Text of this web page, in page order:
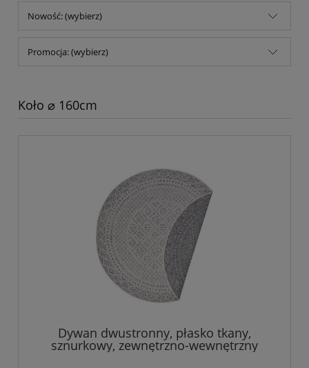
Nowość: (wybierz)
Promocja: (wybierz)
Koło ⌀ 160cm
Dywan dwustronny, płasko tkany,
sznurkowy, zewnętrzno-wewnętrzny
Bougari Dian, szary koło 160